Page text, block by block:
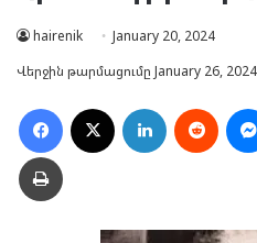
hairenik
January 20, 2024
Վերջին թարմացումը January 26, 2024
Facebook LinkedIn
Տպել